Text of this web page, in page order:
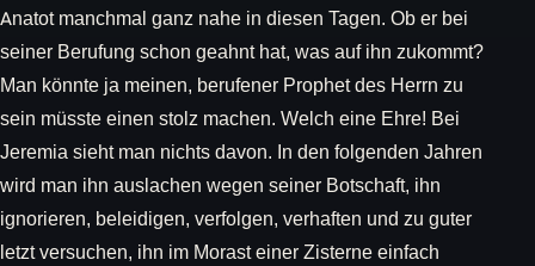
Anatot manchmal ganz nahe in diesen Tagen. Ob er bei
seiner Berufung schon geahnt hat, was auf ihn zukommt?
Man könnte ja meinen, berufener Prophet des Herrn zu
sein müsste einen stolz machen. Welch eine Ehre! Bei
Jeremia sieht man nichts davon. In den folgenden Jahren
wird man ihn auslachen wegen seiner Botschaft, ihn
ignorieren, beleidigen, verfolgen, verhaften und zu guter
letzt versuchen, ihn im Morast einer Zisterne einfach